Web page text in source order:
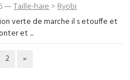
—Taille-haie > Ryobi
verte de marche il s etouffe et
et ...
2 »